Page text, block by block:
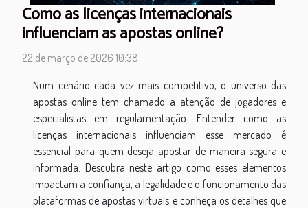
Como as licenças internacionais
influenciam as apostas online?
22 de março de 2026 10:38
Num cenário cada vez mais competitivo, o universo das
apostas online tem chamado a atenção de jogadores e
especialistas em regulamentação. Entender como as
licenças internacionais influenciam esse mercado é
essencial para quem deseja apostar de maneira segura e
informada. Descubra neste artigo como esses elementos
impactam a confiança, a legalidade e o funcionamento das
plataformas de apostas virtuais e conheça os detalhes que